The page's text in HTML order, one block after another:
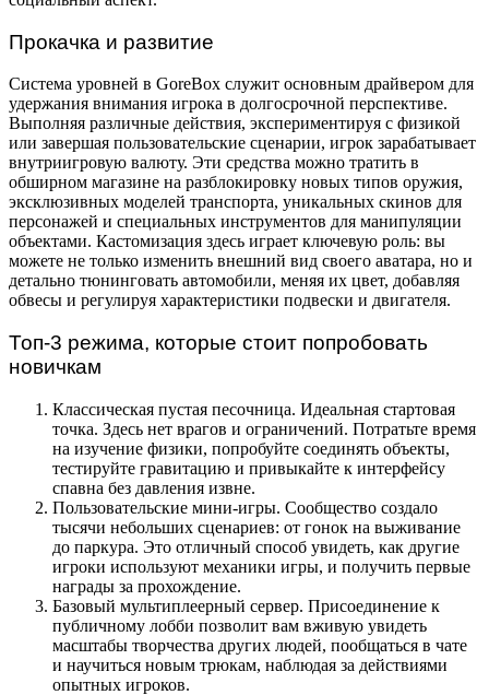
Прокачка и развитие
Система уровней в GoreBox служит основным драйвером для
удержания внимания игрока в долгосрочной перспективе.
Выполняя различные действия, экспериментируя с физикой
или завершая пользовательские сценарии, игрок зарабатывает
внутриигровую валюту. Эти средства можно тратить в
обширном магазине на разблокировку новых типов оружия,
эксклюзивных моделей транспорта, уникальных скинов для
персонажей и специальных инструментов для манипуляции
объектами. Кастомизация здесь играет ключевую роль: вы
можете не только изменить внешний вид своего аватара, но и
детально тюнинговать автомобили, меняя их цвет, добавляя
обвесы и регулируя характеристики подвески и двигателя.
Топ-3 режима, которые стоит попробовать
новичкам
Классическая пустая песочница. Идеальная стартовая
точка. Здесь нет врагов и ограничений. Потратьте время
на изучение физики, попробуйте соединять объекты,
тестируйте гравитацию и привыкайте к интерфейсу
спавна без давления извне.
Пользовательские мини-игры. Сообщество создало
тысячи небольших сценариев: от гонок на выживание
до паркура. Это отличный способ увидеть, как другие
игроки используют механики игры, и получить первые
награды за прохождение.
Базовый мультиплеерный сервер. Присоединение к
публичному лобби позволит вам вживую увидеть
масштабы творчества других людей, пообщаться в чате
и научиться новым трюкам, наблюдая за действиями
опытных игроков.